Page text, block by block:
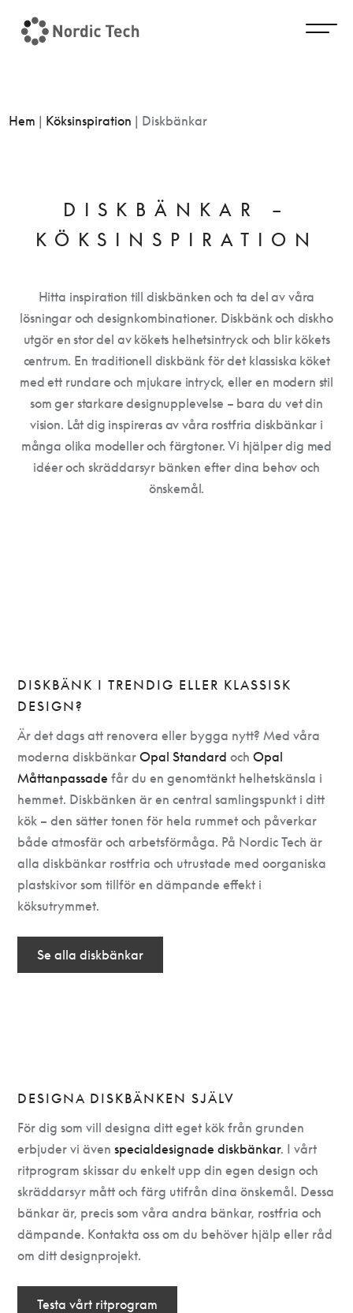
Hem | Köksinspiration | Diskbänkar
DISKBÄNKAR –
KÖKSINSPIRATION
Hitta inspiration till diskbänken och ta del av våra
lösningar och designkombinationer. Diskbänk och diskho
utgör en stor del av kökets helhetsintryck och blir kökets
centrum. En traditionell diskbänk för det klassiska köket
med ett rundare och mjukare intryck, eller en modern stil
som ger starkare designupplevelse – bara du vet din
vision. Låt dig inspireras av våra rostfria diskbänkar i
många olika modeller och färgtoner. Vi hjälper dig med
idéer och skräddarsyr bänken efter dina behov och
önskemål.
DISKBÄNK I TRENDIG ELLER KLASSISK
DESIGN?
Är det dags att renovera eller bygga nytt? Med våra
moderna diskbänkarOpal Standard ochOpal
Måttanpassade får du en genomtänkt helhetskänsla i
hemmet. Diskbänken är en central samlingspunkt i ditt
kök – den sätter tonen för hela rummet och påverkar
både atmosfär och arbetsförmåga. På Nordic Tech är
alla diskbänkar rostfria och utrustade med oorganiska
plastskivor som tillför en dämpande effekt i
köksutrymmet.
Se alla diskbänkar
DESIGNA DISKBÄNKEN SJÄLV
För dig som vill designa ditt eget kök från grunden
erbjuder vi ävenspecialdesignade diskbänkar. I vårt
ritprogram skissar du enkelt upp din egen design och
skräddarsyr mått och färg utifrån dina önskemål. Dessa
bänkar är, precis som våra andra bänkar, rostfria och
dämpande. Kontakta oss om du behöver hjälp eller råd
om ditt designprojekt.
Testa vårt ritprogram